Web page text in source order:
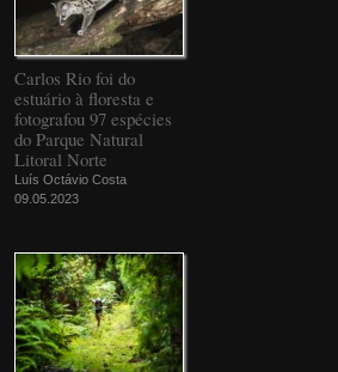
Carlos Rio foi do
estuário à floresta e
fotografou 97 espécies
do Parque Natural
Litoral Norte
Luís Octávio Costa
09.05.2023